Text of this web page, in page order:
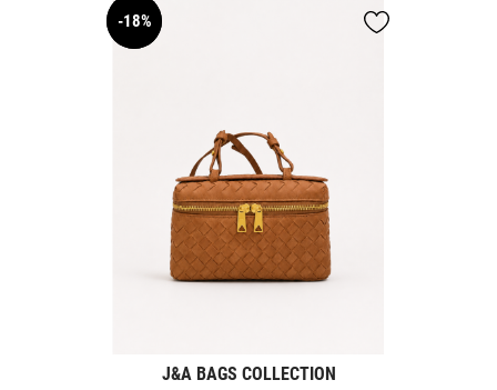
NEW
-18%
J&A BAGS COLLECTION